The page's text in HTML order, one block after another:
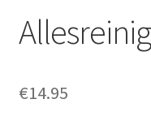
€14.95